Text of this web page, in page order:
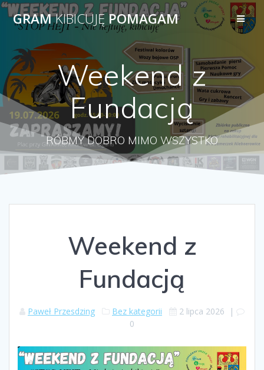
Przejdź
do
treści
GRAMKIBICUJĘPOMAGAM
Weekend z
Fundacją
RÓBMY DOBRO MIMO WSZYSTKO
Weekend z
Fundacją
Paweł Przesdzing Bez kategorii 2 lipca 2026 |
0